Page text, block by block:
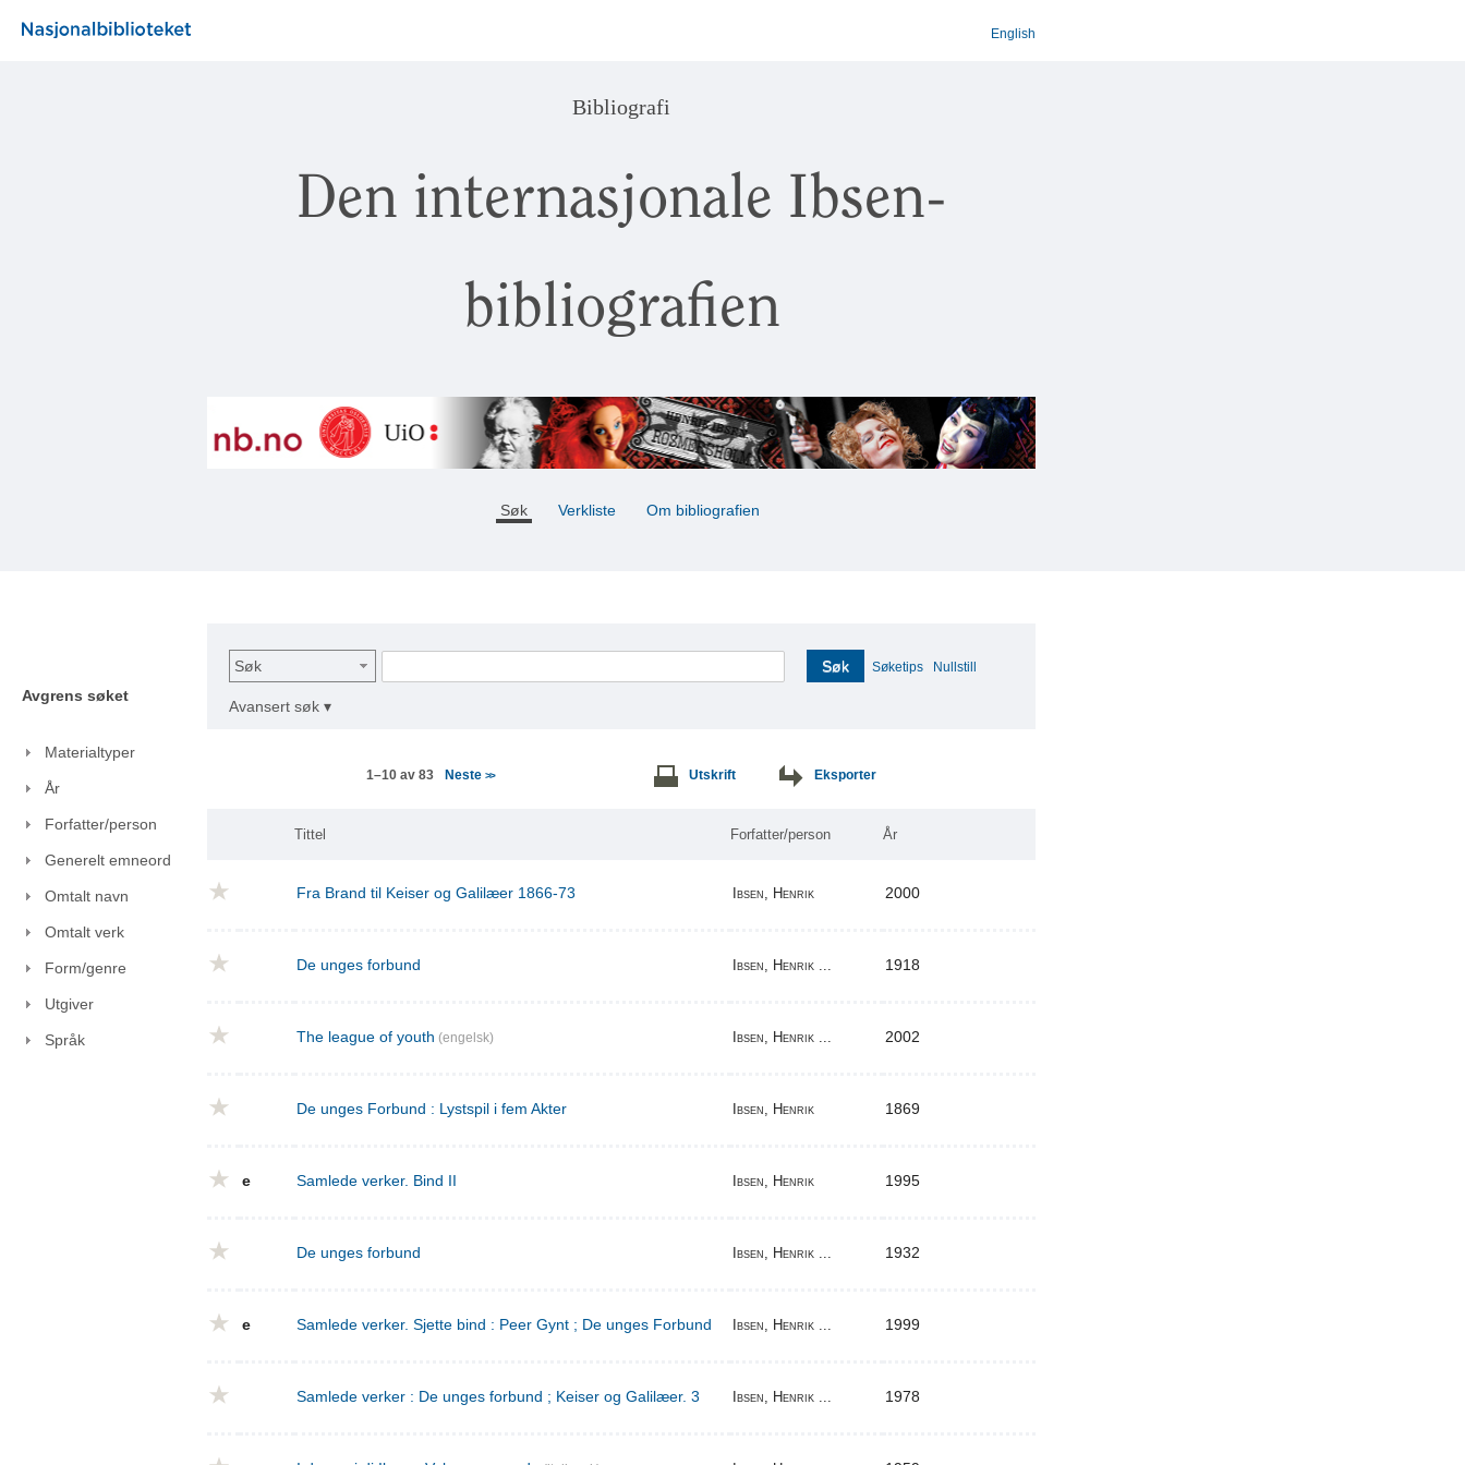
English
Bibliografi
Den internasjonale Ibsen-
bibliografien
Søk Verkliste Om bibliografien
Avgrens søket
Materialtyper
År
Forfatter/person
Generelt emneord
Omtalt navn
Omtalt verk
Form/genre
Utgiver
Språk
Søk Søk Søketips Nullstill
Avansert søk ▾
1–10 av 83 Neste>> Utskrift Eksporter
Tittel Forfatter/person År
Fra Brand til Keiser og Galilæer 1866-73 Ibsen, Henrik 2000
De unges forbund Ibsen, Henrik ... 1918
The league of youth (engelsk) Ibsen, Henrik ... 2002
De unges Forbund : Lystspil i fem Akter Ibsen, Henrik 1869
e Samlede verker. Bind II Ibsen, Henrik 1995
De unges forbund Ibsen, Henrik ... 1932
e Samlede verker. Sjette bind : Peer Gynt ; De unges Forbund Ibsen, Henrik ... 1999
Samlede verker : De unges forbund ; Keiser og Galilæer. 3 Ibsen, Henrik ... 1978